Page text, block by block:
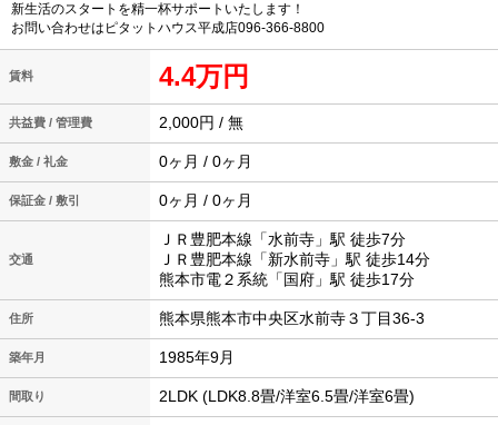
新生活のスタートを精一杯サポートいたします！
お問い合わせはピタットハウス平成店096-366-8800
賃料 4.4万円
共益費 / 管理費 2,000円 / 無
敷金 / 礼金 0ヶ月 / 0ヶ月
保証金 / 敷引 0ヶ月 / 0ヶ月
交通
ＪＲ豊肥本線「水前寺」駅 徒歩7分
ＪＲ豊肥本線「新水前寺」駅 徒歩14分
熊本市電２系統「国府」駅 徒歩17分
住所 熊本県熊本市中央区水前寺３丁目36-3
築年月 1985年9月
間取り 2LDK (LDK8.8畳/洋室6.5畳/洋室6畳)